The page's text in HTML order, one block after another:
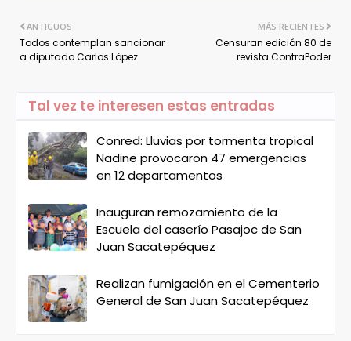
MÁS RECIENTES
Censuran edición 80 de
revista ContraPoder
ANTIGUOS
Todos contemplan sancionar
a diputado Carlos López
Tal vez te interesen estas entradas
Conred: Lluvias por tormenta tropical
Nadine provocaron 47 emergencias
en 12 departamentos
Inauguran remozamiento de la
Escuela del caserío Pasajoc de San
Juan Sacatepéquez
Realizan fumigación en el Cementerio
General de San Juan Sacatepéquez